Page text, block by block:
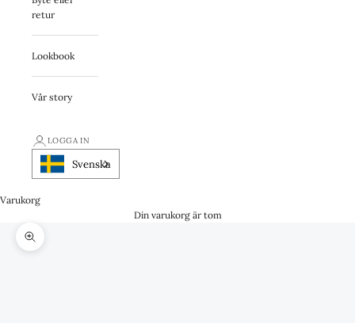
retur
Lookbook
Vår story
LOGGA IN
Svenska
Varukorg
Din varukorg är tom
Zooma